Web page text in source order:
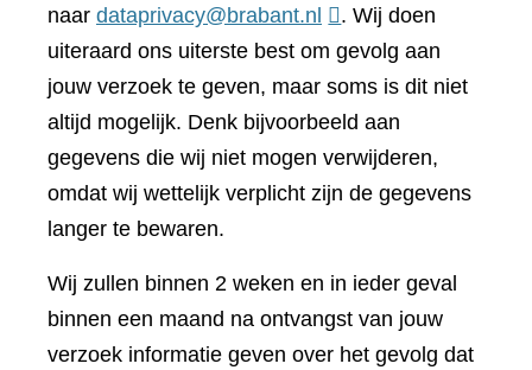
naar dataprivacy@brabant.nl
. Wij doen
uiteraard ons uiterste best om gevolg aan
jouw verzoek te geven, maar soms is dit niet
altijd mogelijk. Denk bijvoorbeeld aan
gegevens die wij niet mogen verwijderen,
omdat wij wettelijk verplicht zijn de gegevens
langer te bewaren.
Wij zullen binnen 2 weken en in ieder geval
binnen een maand na ontvangst van jouw
verzoek informatie geven over het gevolg dat